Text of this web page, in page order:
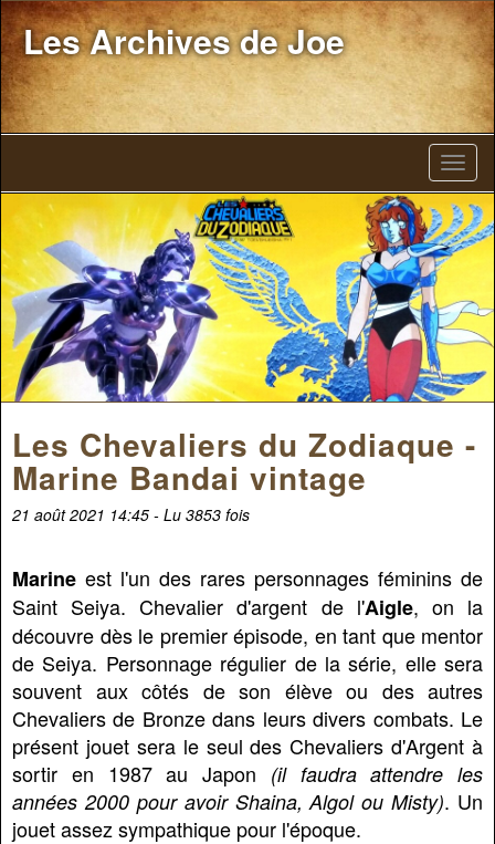
Les Archives de Joe
Les Chevaliers du Zodiaque -
Marine Bandai vintage
21 août 2021 14:45 - Lu 3853 fois
Marine est l'un des rares personnages féminins de
Saint Seiya. Chevalier d'argent de l'Aigle, on la
découvre dès le premier épisode, en tant que mentor
de Seiya. Personnage régulier de la série, elle sera
souvent aux côtés de son élève ou des autres
Chevaliers de Bronze dans leurs divers combats. Le
présent jouet sera le seul des Chevaliers d'Argent à
sortir en 1987 au Japon (il faudra attendre les
années 2000 pour avoir Shaina, Algol ou Misty). Un
jouet assez sympathique pour l'époque.